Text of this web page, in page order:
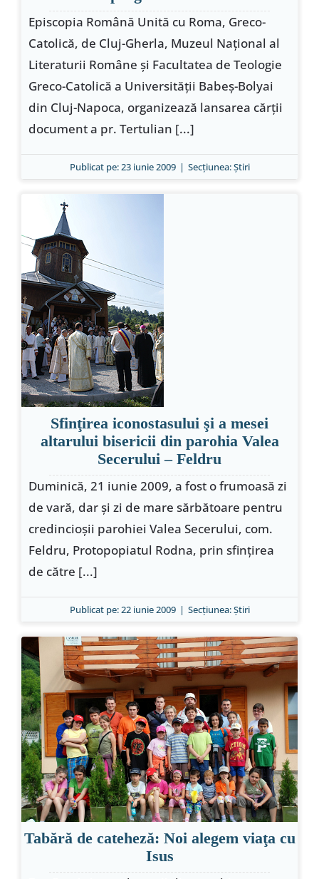
Episcopia Română Unită cu Roma, Greco-
Catolică, de Cluj-Gherla, Muzeul Naţional al
Literaturii Române şi Facultatea de Teologie
Greco-Catolică a Universităţii Babeş-Bolyai
din Cluj-Napoca, organizează lansarea cărţii
document a pr. Tertulian [...]
Publicat pe: 23 iunie 2009 | Secțiunea:Ştiri
Sfinţirea iconostasului şi a mesei
altarului bisericii din parohia Valea
Secerului – Feldru
Duminică, 21 iunie 2009, a fost o frumoasă zi
de vară, dar şi zi de mare sărbătoare pentru
credincioşii parohiei Valea Secerului, com.
Feldru, Protopopiatul Rodna, prin sfinţirea
de către [...]
Publicat pe: 22 iunie 2009 | Secțiunea:Ştiri
Tabără de cateheză: Noi alegem viaţa cu
Isus